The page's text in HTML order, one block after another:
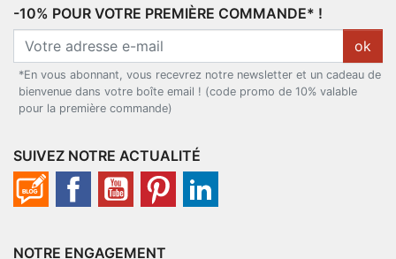
-10% POUR VOTRE PREMIÈRE COMMANDE* !
ok
*En vous abonnant, vous recevrez notre newsletter et un cadeau de
bienvenue dans votre boîte email ! (code promo de 10% valable
pour la première commande)
SUIVEZ NOTRE ACTUALITÉ
NOTRE ENGAGEMENT